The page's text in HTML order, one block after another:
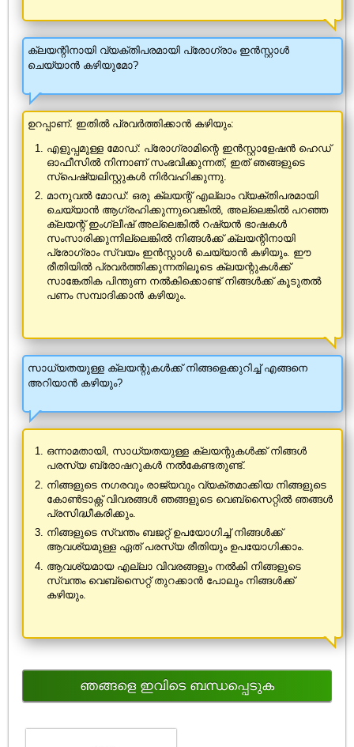
ക്ലയന്റിനായി വ്യക്തിപരമായി പ്രോഗ്രാം ഇൻസ്റ്റാൾ
ചെയ്യാൻ കഴിയുമോ?
ഉറപ്പാണ്. ഇതിൽ പ്രവർത്തിക്കാൻ കഴിയും:
എളുപ്പമുള്ള മോഡ്: പ്രോഗ്രാമിന്റെ ഇൻസ്റ്റാളേഷൻ ഹെഡ്
ഓഫീസിൽ നിന്നാണ് സംഭവിക്കുന്നത്, ഇത് ഞങ്ങളുടെ
സ്പെഷ്യലിസ്റ്റുകൾ നിർവഹിക്കുന്നു.
മാനുവൽ മോഡ്: ഒരു ക്ലയന്റ് എല്ലാം വ്യക്തിപരമായി
ചെയ്യാൻ ആഗ്രഹിക്കുന്നുവെങ്കിൽ, അല്ലെങ്കിൽ പറഞ്ഞ
ക്ലയന്റ് ഇംഗ്ലീഷ് അല്ലെങ്കിൽ റഷ്യൻ ഭാഷകൾ
സംസാരിക്കുന്നില്ലെങ്കിൽ നിങ്ങൾക്ക് ക്ലയന്റിനായി
പ്രോഗ്രാം സ്വയം ഇൻസ്റ്റാൾ ചെയ്യാൻ കഴിയും. ഈ
രീതിയിൽ പ്രവർത്തിക്കുന്നതിലൂടെ ക്ലയന്റുകൾക്ക്
സാങ്കേതിക പിന്തുണ നൽകിക്കൊണ്ട് നിങ്ങൾക്ക് കൂടുതൽ
പണം സമ്പാദിക്കാൻ കഴിയും.
സാധ്യതയുള്ള ക്ലയന്റുകൾക്ക് നിങ്ങളെക്കുറിച്ച് എങ്ങനെ
അറിയാൻ കഴിയും?
ഒന്നാമതായി, സാധ്യതയുള്ള ക്ലയന്റുകൾക്ക് നിങ്ങൾ
പരസ്യ ബ്രോഷറുകൾ നൽകേണ്ടതുണ്ട്.
നിങ്ങളുടെ നഗരവും രാജ്യവും വ്യക്തമാക്കിയ നിങ്ങളുടെ
കോൺ‌ടാക്റ്റ് വിവരങ്ങൾ ഞങ്ങളുടെ വെബ്‌സൈറ്റിൽ ഞങ്ങൾ
പ്രസിദ്ധീകരിക്കും.
നിങ്ങളുടെ സ്വന്തം ബജറ്റ് ഉപയോഗിച്ച് നിങ്ങൾക്ക്
ആവശ്യമുള്ള ഏത് പരസ്യ രീതിയും ഉപയോഗിക്കാം.
ആവശ്യമായ എല്ലാ വിവരങ്ങളും നൽകി നിങ്ങളുടെ
സ്വന്തം വെബ്സൈറ്റ് തുറക്കാൻ പോലും നിങ്ങൾക്ക്
കഴിയും.
ഞങ്ങളെ ഇവിടെ ബന്ധപ്പെടുക